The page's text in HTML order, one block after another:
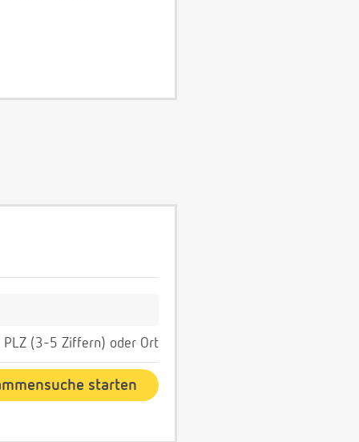
PLZ (3-5 Ziffern) oder Ort